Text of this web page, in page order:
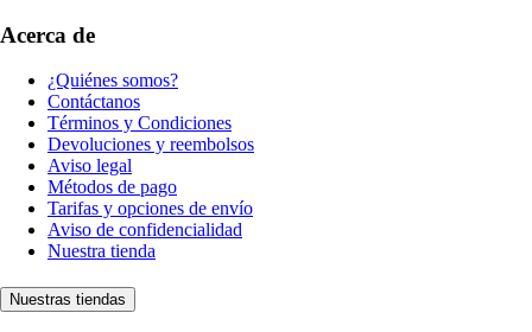
Acerca de
¿Quiénes somos?
Contáctanos
Términos y Condiciones
Devoluciones y reembolsos
Aviso legal
Métodos de pago
Tarifas y opciones de envío
Aviso de confidencialidad
Nuestra tienda
Nuestras tiendas